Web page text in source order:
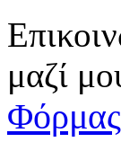
μαζί
Φόρμας